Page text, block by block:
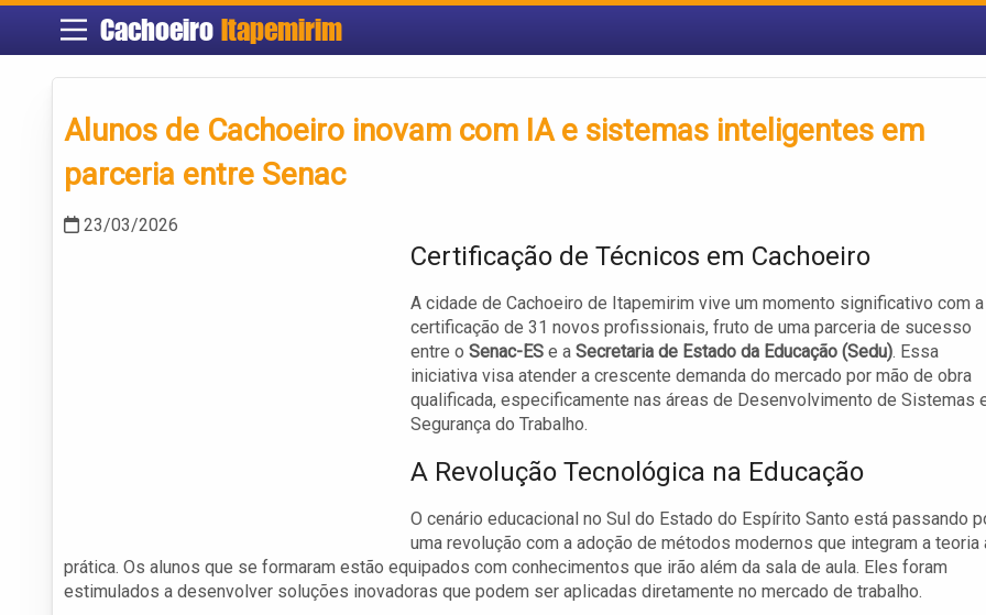
Cachoeiro Itapemirim
Alunos de Cachoeiro inovam com IA e sistemas inteligentes em
parceria entre Senac
23/03/2026
Certificação de Técnicos em Cachoeiro
A cidade de Cachoeiro de Itapemirim vive um momento significativo com a
certificação de 31 novos profissionais, fruto de uma parceria de sucesso
entre o Senac-ES e a Secretaria de Estado da Educação (Sedu). Essa
iniciativa visa atender a crescente demanda do mercado por mão de obra
qualificada, especificamente nas áreas de Desenvolvimento de Sistemas
Segurança do Trabalho.
A Revolução Tecnológica na Educação
O cenário educacional no Sul do Estado do Espírito Santo está passando
uma revolução com a adoção de métodos modernos que integram a teoria
prática. Os alunos que se formaram estão equipados com conhecimentos que irão além da sala de aula. Eles foram
estimulados a desenvolver soluções inovadoras que podem ser aplicadas diretamente no mercado de trabalho.